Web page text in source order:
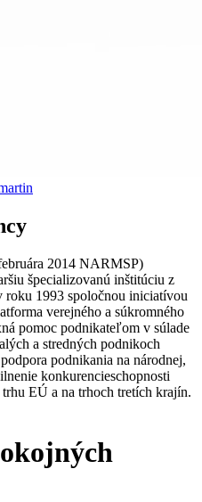
2014 NARMSP)
špecializovanú inštitúciu z
1993 spoločnou iniciatívou
verejného a súkromného
pomoc podnikateľom v súlade
a stredných podnikoch
podnikania na národnej,
konkurencieschopnosti
EÚ a na trhoch tretích krajín.